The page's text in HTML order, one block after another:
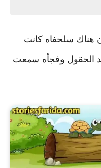
هناك سلحفاه كانت
الحقول وفجأه سمعت